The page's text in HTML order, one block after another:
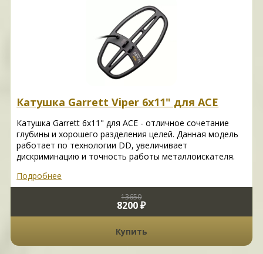
Катушка Garrett Viper 6x11" для ACE
Катушка Garrett 6x11" для ACE - отличное сочетание
глубины и хорошего разделения целей. Данная модель
работает по технологии DD, увеличивает
дискриминацию и точность работы металлоискателя.
Подробнее
13650
8200 ₽
Купить